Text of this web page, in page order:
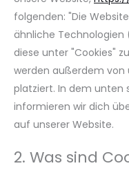
folgenden: "Die
ähnliche Technologien
diese unter "Cookies"
werden außerdem
platziert. In dem unten
informieren wir dich
auf unserer Website.
2. Was sind